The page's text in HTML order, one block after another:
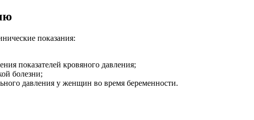
показания:
показателей кровяного давления;
болезни;
давления у женщин во время беременности.